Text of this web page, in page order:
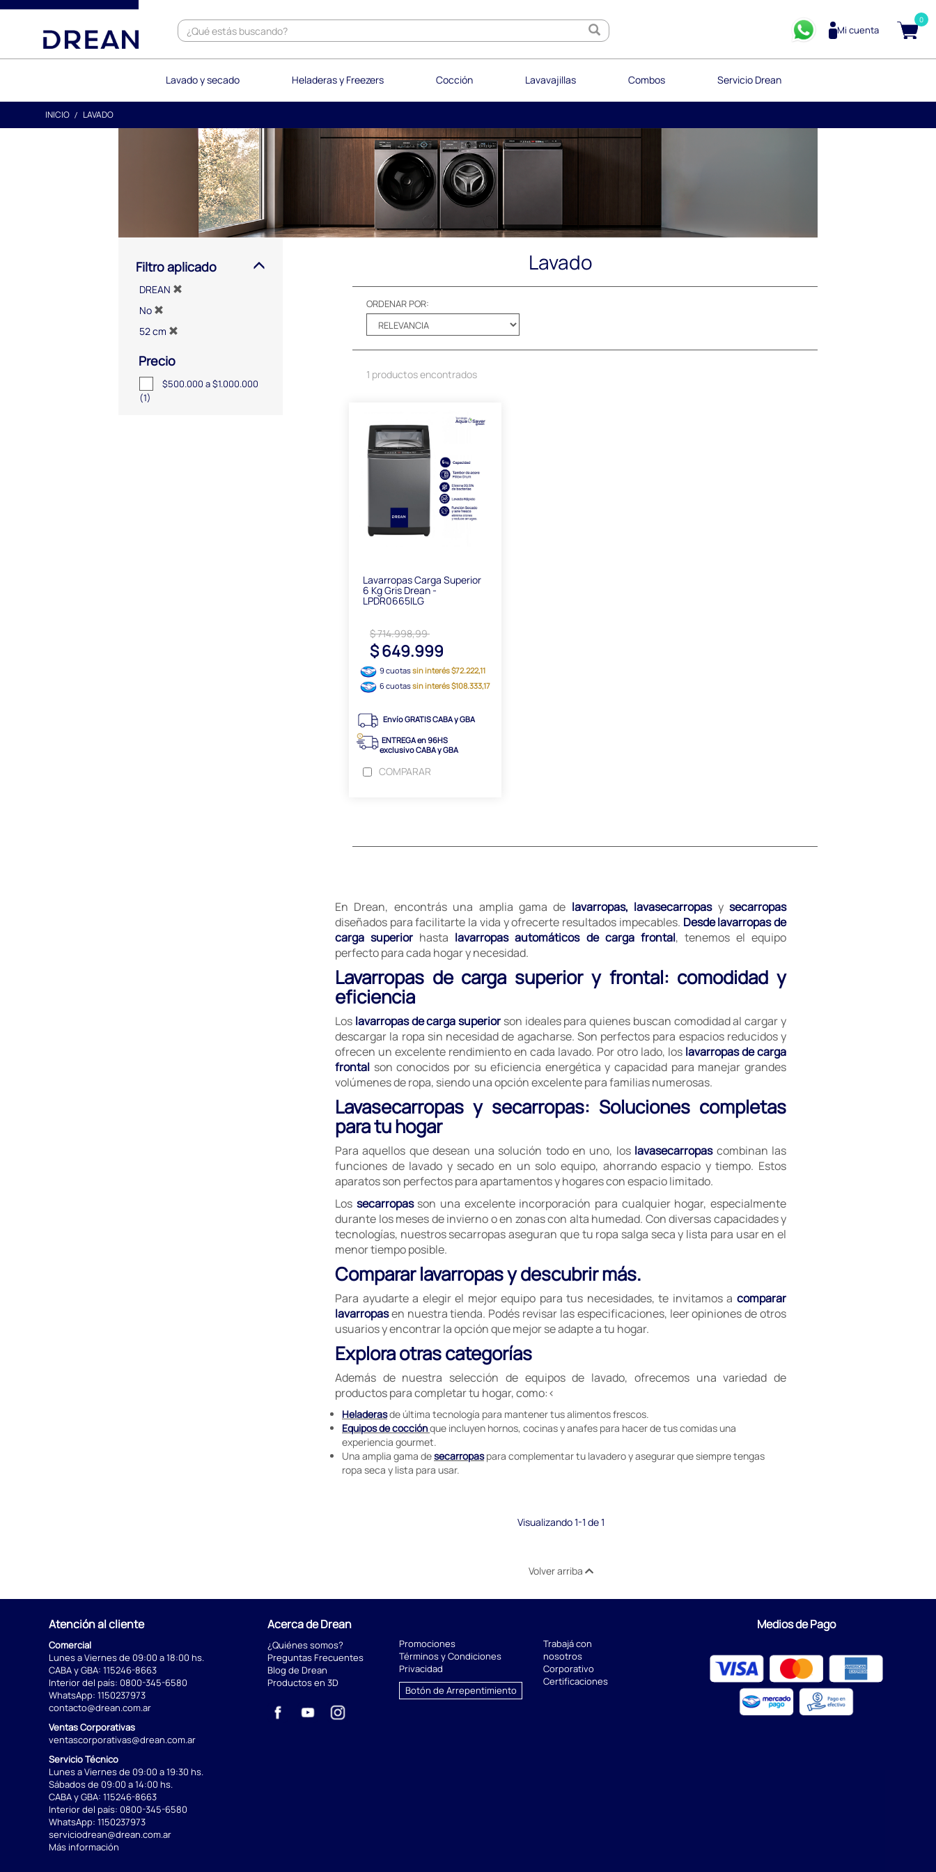
text.skipToContent
text.skipToNavigation
Mi cuenta
0
Lavado y secado Heladeras y Freezers Cocción Lavavajillas Combos Servicio Drean
INICIO LAVADO
Filtro aplicado
DREAN
No
52 cm
Precio
$500.000 a $1.000.000
(1)
Lavado
ORDENAR POR:
1 productos encontrados
Lavarropas Carga Superior
6 Kg Gris Drean -
LPDR0665ILG
$ 714.998,99
$ 649.999
9 cuotassin interés $72.222,11
6 cuotassin interés $108.333,17
Envío GRATIS CABA y GBA
ENTREGA en 96HS
exclusivo CABA y GBA
COMPARAR
En Drean, encontrás una amplia gama de lavarropas, lavasecarropasysecarropas
diseñados para facilitarte la vida y ofrecerte resultados impecables. Desde lavarropas de
carga superior hasta lavarropas automáticos de carga frontal, tenemos el equipo
perfecto para cada hogar y necesidad.
Lavarropas de carga superior y frontal: comodidad y
eficiencia
Los lavarropas de carga superior son ideales para quienes buscan comodidad al cargar y
descargar la ropa sin necesidad de agacharse. Son perfectos para espacios reducidos y
ofrecen un excelente rendimiento en cada lavado. Por otro lado, los lavarropas de carga
frontal son conocidos por su eficiencia energética y capacidad para manejar grandes
volúmenes de ropa, siendo una opción excelente para familias numerosas.
Lavasecarropas y secarropas: Soluciones completas
para tu hogar
Para aquellos que desean una solución todo en uno, los lavasecarropascombinan las
funciones de lavado y secado en un solo equipo, ahorrando espacio y tiempo. Estos
aparatos son perfectos para apartamentos y hogares con espacio limitado.
Los secarropasson una excelente incorporación para cualquier hogar, especialmente
durante los meses de invierno o en zonas con alta humedad. Con diversas capacidades y
tecnologías, nuestros secarropas aseguran que tu ropa salga seca y lista para usar en el
menor tiempo posible.
Comparar lavarropas y descubrir más.
Para ayudarte a elegir el mejor equipo para tus necesidades, te invitamos a comparar
lavarropasen nuestra tienda. Podés revisar las especificaciones, leer opiniones de otros
usuarios y encontrar la opción que mejor se adapte a tu hogar.
Explora otras categorías
Además de nuestra selección de equipos de lavado, ofrecemos una variedad de
productos para completar tu hogar, como:<
Heladerasde última tecnología para mantener tus alimentos frescos.
Equipos de cocciónque incluyen hornos, cocinas y anafes para hacer de tus comidas una
experiencia gourmet.
Una amplia gama desecarropaspara complementar tu lavadero y asegurar que siempre tengas
ropa seca y lista para usar.
Visualizando 1-1 de 1
Volver arriba
Atención al cliente
Comercial
Lunes a Viernes de 09:00 a 18:00 hs.
CABA y GBA: 115246-8663
Interior del país: 0800-345-6580
WhatsApp: 1150237973
contacto@drean.com.ar
Ventas Corporativas
ventascorporativas@drean.com.ar
Servicio Técnico
Lunes a Viernes de 09:00 a 19:30 hs.
Sábados de 09:00 a 14:00 hs.
CABA y GBA: 115246-8663
Interior del país: 0800-345-6580
WhatsApp: 1150237973
serviciodrean@drean.com.ar
Más información
Acerca de Drean
¿Quiénes somos?
Preguntas Frecuentes
Blog de Drean
Productos en 3D
Promociones
Términos y Condiciones
Privacidad
Botón de Arrepentimiento
Trabajá con
nosotros
Corporativo
Certificaciones
Medios de Pago